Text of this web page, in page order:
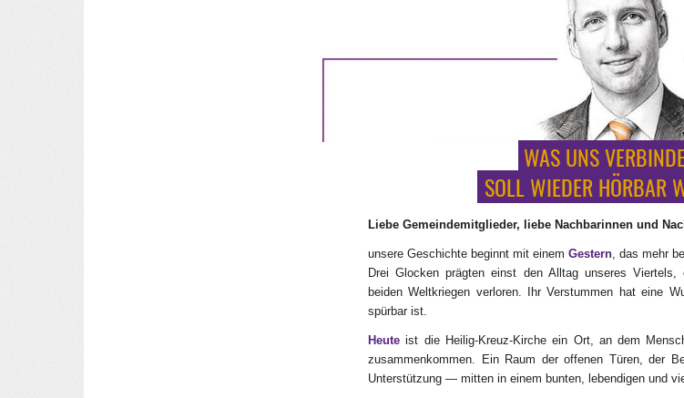
WAS UNS
SOLL WIEDER HÖRBAR
Liebe Gemeindemitglieder, liebe Nachbarinnen und
unsere Geschichte beginnt mit einem Gestern, das mehr
Drei Glocken prägten einst den Alltag unseres
beiden Weltkriegen verloren. Ihr Verstummen hat eine
spürbar ist.
Heute ist die Heilig-Kreuz-Kirche ein Ort, an dem
zusammenkommen. Ein Raum der offenen Türen, der
Unterstützung — mitten in einem bunten, lebendigen und